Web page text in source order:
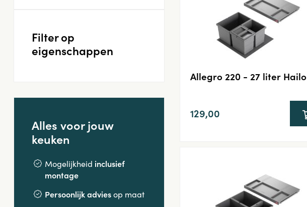
Allegro 220 - 27 liter Hailo
129,00
Filter op
eigenschappen
Alles voor jouw
keuken
Mogelijkheid inclusief
montage
Persoonlijk adviesop maat